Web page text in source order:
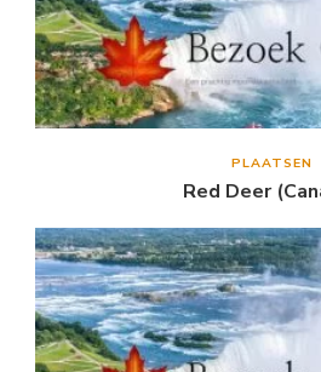
PLAATSEN
Red Deer